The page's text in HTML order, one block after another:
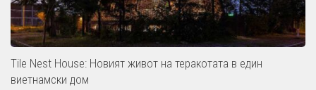
Tile Nest House: Новият живот на теракотата в един
виетнамски дом